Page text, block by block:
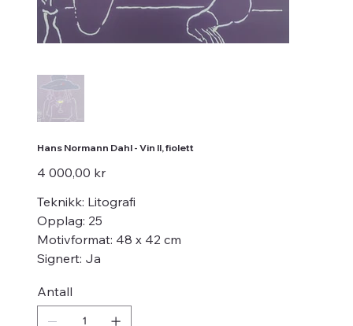
Hans Normann Dahl - Vin II, fiolett
Pris
4 000,00 kr
Teknikk: Litografi
Opplag: 25
Motivformat: 48 x 42 cm
Signert: Ja
Antall